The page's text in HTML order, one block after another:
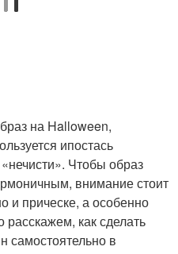
на Halloween,
ипостась
Чтобы образ
внимание стоит
и прическе, а особенно
как сделать
самостоятельно в